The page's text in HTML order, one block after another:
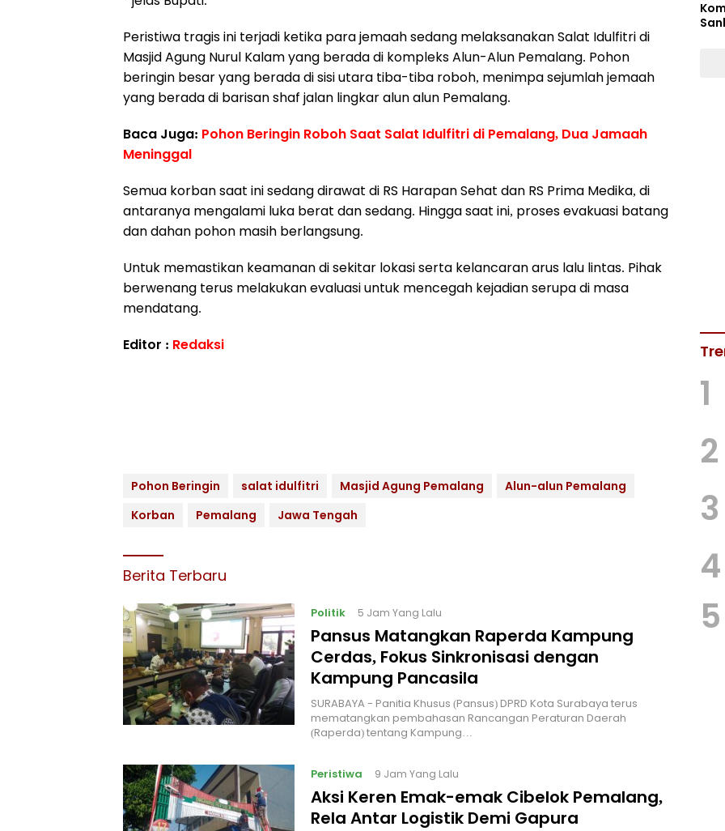
Peristiwa tragis ini terjadi ketika para jemaah sedang melaksanakan Salat Idulfitri di
Masjid Agung Nurul Kalam yang berada di kompleks Alun-Alun Pemalang. Pohon
beringin besar yang berada di sisi utara tiba-tiba roboh, menimpa sejumlah jemaah
yang berada di barisan shaf jalan lingkar alun alun Pemalang.
Baca Juga: Pohon Beringin Roboh Saat Salat Idulfitri di Pemalang, Dua Jamaah
Meninggal
Semua korban saat ini sedang dirawat di RS Harapan Sehat dan RS Prima Medika, di
antaranya mengalami luka berat dan sedang. Hingga saat ini, proses evakuasi batang
dan dahan pohon masih berlangsung.
Untuk memastikan keamanan di sekitar lokasi serta kelancaran arus lalu lintas. Pihak
berwenang terus melakukan evaluasi untuk mencegah kejadian serupa di masa
mendatang.
Editor : Redaksi
Pohon Beringin salat idulfitri Masjid Agung Pemalang
Alun-alun Pemalang
Korban
Pemalang Jawa Tengah
Berita Terbaru
Politik 5 Jam Yang Lalu
Pansus Matangkan Raperda Kampung
Cerdas, Fokus Sinkronisasi dengan
Kampung Pancasila
‎SURABAYA - Panitia Khusus (Pansus) DPRD Kota Surabaya terus
mematangkan pembahasan Rancangan Peraturan Daerah
(Raperda) tentang Kampung…
Peristiwa 9 Jam Yang Lalu
Aksi Keren Emak-emak Cibelok Pemalang,
Rela Antar Logistik Demi Gapura
1
2
3
4
5